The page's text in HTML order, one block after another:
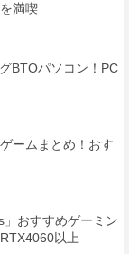
満喫
BTOパソコン！PC
ームまとめ！おす
おすすめゲーミン
以上